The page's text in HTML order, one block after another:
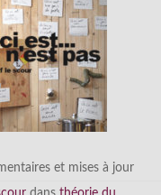
et mises à jour